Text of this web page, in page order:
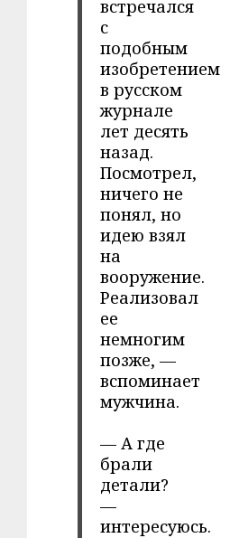
встречался
с
подобным
изобретением
в русском
журнале
лет десять
назад.
Посмотрел,
ничего не
понял, но
идею взял
на
вооружение.
Реализовал
ее
немногим
позже, —
вспоминает
мужчина.
— А где
брали
детали?
—
интересуюсь.